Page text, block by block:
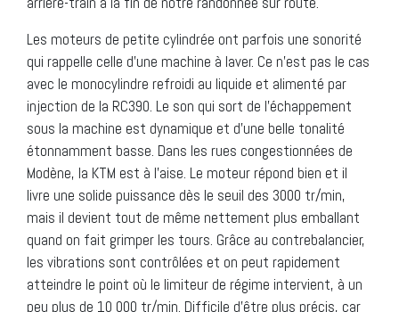
Les moteurs de petite cylindrée ont parfois une sonorité
qui rappelle celle d’une machine à laver. Ce n’est pas le cas
avec le monocylindre refroidi au liquide et alimenté par
injection de la RC390. Le son qui sort de l’échappement
sous la machine est dynamique et d’une belle tonalité
étonnamment basse. Dans les rues congestionnées de
Modène, la KTM est à l’aise. Le moteur répond bien et il
livre une solide puissance dès le seuil des 3000 tr/min,
mais il devient tout de même nettement plus emballant
quand on fait grimper les tours. Grâce au contrebalancier,
les vibrations sont contrôlées et on peut rapidement
atteindre le point où le limiteur de régime intervient, à un
peu plus de 10 000 tr/min. Difficile d’être plus précis, car